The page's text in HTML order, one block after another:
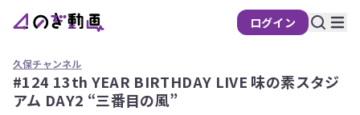
ログイン
の
久保チャンネル
#124 13th YEAR BIRTHDAY LIVE 味の素スタジ
アム DAY2 “三番目の風”